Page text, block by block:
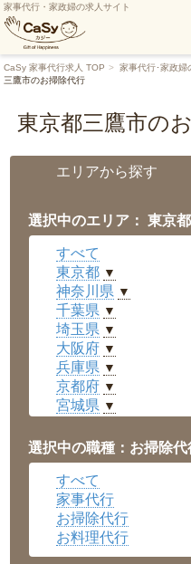
家事代行・家政婦の求人サイト
CaSy 家事代行求人 TOP 家事代行･家政婦
三鷹市のお掃除代行
東京都三鷹市の
エリアから探す
選択中のエリア： 東京
すべて
東京都 ▼
神奈川県 ▼
千葉県 ▼
埼玉県 ▼
大阪府 ▼
兵庫県 ▼
京都府 ▼
宮城県 ▼
福井県 ▼
岡山県 ▼
広島県
沖縄県 ▼
選択中の職種：お掃除代
すべて
家事代行
お掃除代行
お料理代行